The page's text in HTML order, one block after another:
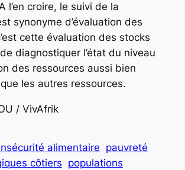
l’en croire, le suivi de la
synonyme d’évaluation des
cette évaluation des stocks
diagnostiquer l’état du niveau
des ressources aussi bien
que les autres ressources.
/ VivAfrik
alimentaire pauvreté
côtiers
populations